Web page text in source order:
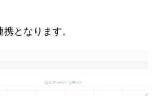
となります。